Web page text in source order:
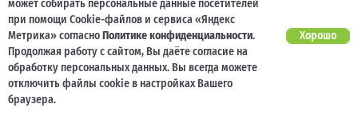
Перезвоним за минуту
может собирать персональные данные посетителей
при помощи Cookie-файлов и сервиса «Яндекс
Метрика» согласноПолитике конфиденциальности.
Продолжая работу с сайтом, Вы даёте согласие на
обработку персональных данных. Вы всегда можете
отключить файлы cookie в настройках Вашего
браузера.
Хорошо